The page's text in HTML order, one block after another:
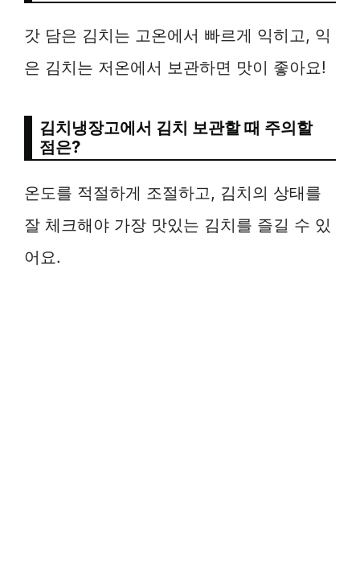
갓 담은 김치는 고온에서 빠르게 익히고, 익
은 김치는 저온에서 보관하면 맛이 좋아요!
김치냉장고에서 김치 보관할 때 주의할
점은?
온도를 적절하게 조절하고, 김치의 상태를
잘 체크해야 가장 맛있는 김치를 즐길 수 있
어요.